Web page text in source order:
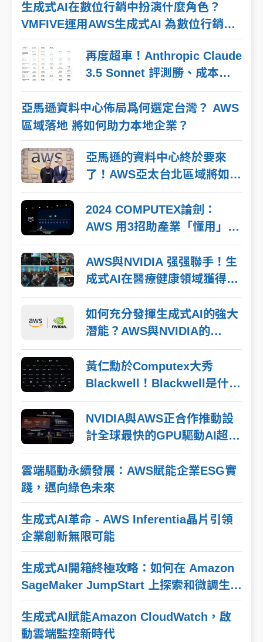
生成式AI在數位行銷中扮演什麼角色？
VMFIVE運用AWS生成式AI 為數位行銷內
容注入創意動力
再度超車！Anthropic Claude
3.5 Sonnet 評測勝、成本
降， Amazon Bedrock 率先
推出！
亞馬遜資料中心佈局爲何選定台灣？ AWS
區域落地 將如何助力本地企業？
亞馬遜的資料中心終於要來
了！AWS亞太台北區域將如何
推動台灣在地企業數位化進
程？
2024 COMPUTEX論劍：
AWS 用3招助產業「懂用」生
成式AI
AWS與NVIDIA 强强聯手！生
成式AI在醫療健康領域獲得長
足進展，立刻看這5大亮點
如何充分發揮生成式AI的強大
潛能？AWS與NVIDIA的
Project Ceiba超級AI運算平
台加速創新
黃仁勳於Computex大秀
Blackwell！Blackwell是什
麽？NVIDIA 與 AWS 共同開
發的超級電腦又是什麽？
NVIDIA與AWS正合作推動設
計全球最快的GPU驅動AI超級
電腦! 計劃代號：Project
Ceiba
雲端驅動永續發展：AWS賦能企業ESG實
踐，邁向綠色未來
生成式AI革命 - AWS Inferentia晶片引領
企業創新無限可能
生成式AI開箱終極攻略：如何在 Amazon
SageMaker JumpStart 上探索和微調生成
式 AI 模型 Llama 2
生成式AI賦能Amazon CloudWatch，啟
動雲端監控新時代